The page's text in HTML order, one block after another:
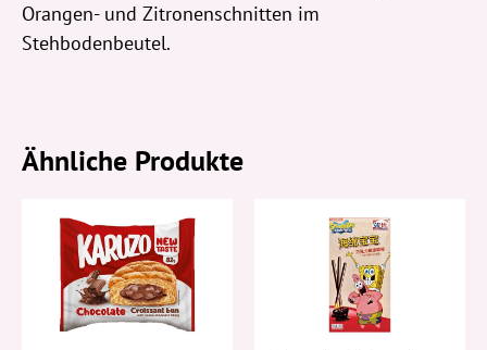
Orangen- und Zitronenschnitten im
Stehbodenbeutel.
Ähnliche Produkte